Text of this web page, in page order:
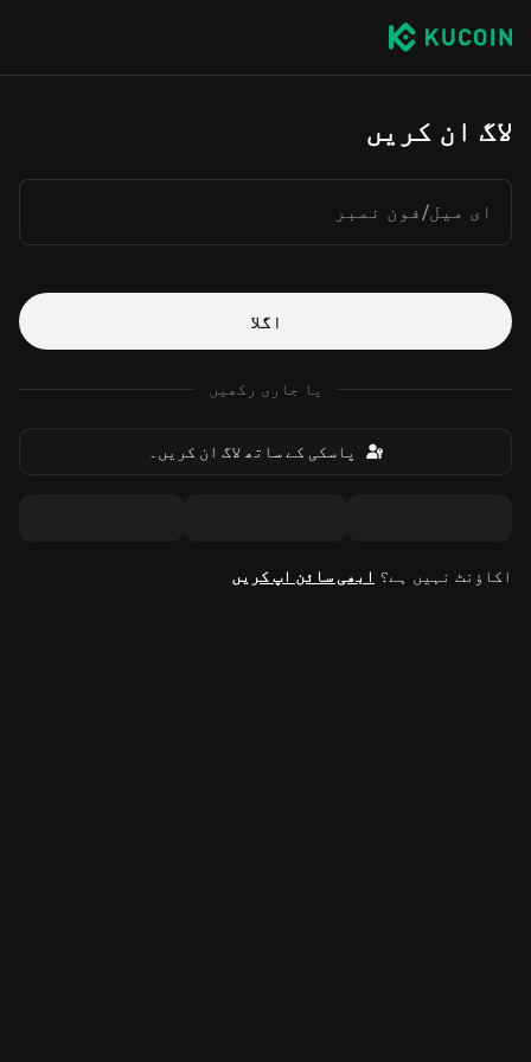
لاگ ان کریں
ای میل/فون نمبر
اگلا
یا جاری رکھیں
پاسکی کے ساتھ لاگ ان کریں۔
اکاؤنٹ نہیں ہے؟ ابھی سائن اپ کریں